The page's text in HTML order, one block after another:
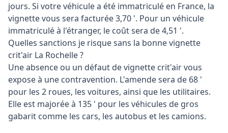
jours. Si votre véhicule a été immatriculé en France, la
vignette vous sera facturée 3,70 '. Pour un véhicule
immatriculé à l'étranger, le coût sera de 4,51 '.
Quelles sanctions je risque sans la bonne vignette
crit'air La Rochelle ?
Une absence ou un défaut de vignette crit'air vous
expose à une contravention. L'amende sera de 68 '
pour les 2 roues, les voitures, ainsi que les utilitaires.
Elle est majorée à 135 ' pour les véhicules de gros
gabarit comme les cars, les autobus et les camions.